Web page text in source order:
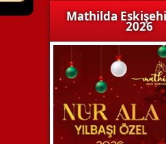
Mathilda
2026